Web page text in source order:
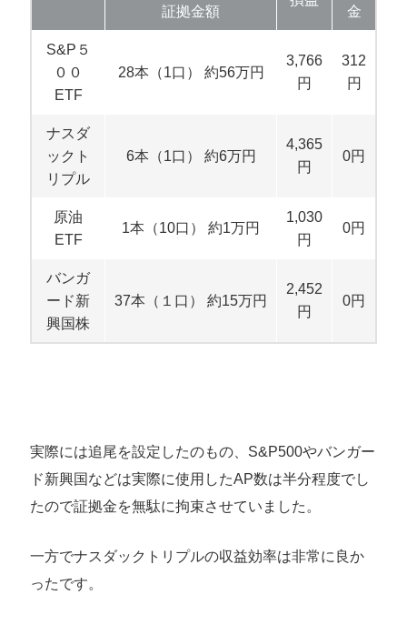
証拠金額 金
S&P５
００
ETF
28本（1口） 約56万円
3,766
円
312
円
ナスダ
ックト
リプル
6本（1口） 約6万円
4,365
円
0円
原油
ETF
1本（10口） 約1万円
1,030
円
0円
バンガ
ード新
興国株
37本（１口） 約15万円
2,452
円
0円
実際には追尾を設定したのもの、S&P500やバンガー
ド新興国などは実際に使用したAP数は半分程度でし
たので証拠金を無駄に拘束させていました。
一方でナスダックトリプルの収益効率は非常に良か
ったです。